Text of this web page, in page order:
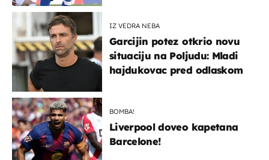
IZ VEDRA NEBA
Garcijin potez otkrio novu
situaciju na Poljudu: Mladi
hajdukovac pred odlaskom
BOMBA!
Liverpool doveo kapetana
Barcelone!